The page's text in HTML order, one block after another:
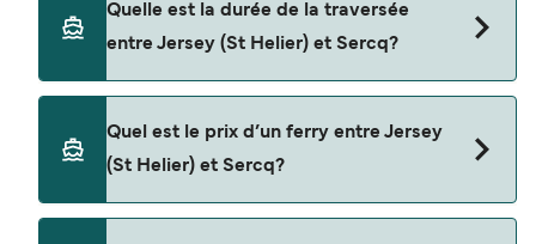
Quelle est la durée de la traversée
entre Jersey (St Helier) et Sercq?
est d'environ 1 heure 10 minutes. La durée des
traversées peut varier d'une saison à l'autre. Nous
vous conseillons donc de vérifier ce qu'il en est,
Quel est le prix d’un ferry entre Jersey
(St Helier) et Sercq?